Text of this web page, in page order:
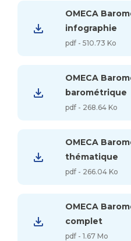
OMECA
infographie
pdf - 510.73 Ko
OMECA
barométrique
pdf - 268.64 Ko
OMECA
thématique
pdf - 266.04 Ko
OMECA
complet
pdf - 1.67 Mo